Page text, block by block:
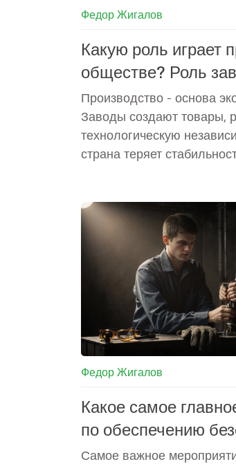
Федор Жигалов
Какую роль играет
обществе? Роль
экономике России
Производство - основа
Заводы создают товары,
технологическую
страна теряет
Федор Жигалов
Какое самое
по обеспечению
труда на
Самое важное